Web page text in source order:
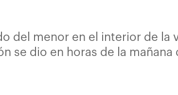
del menor en el interior de la
se dio en horas de la mañana